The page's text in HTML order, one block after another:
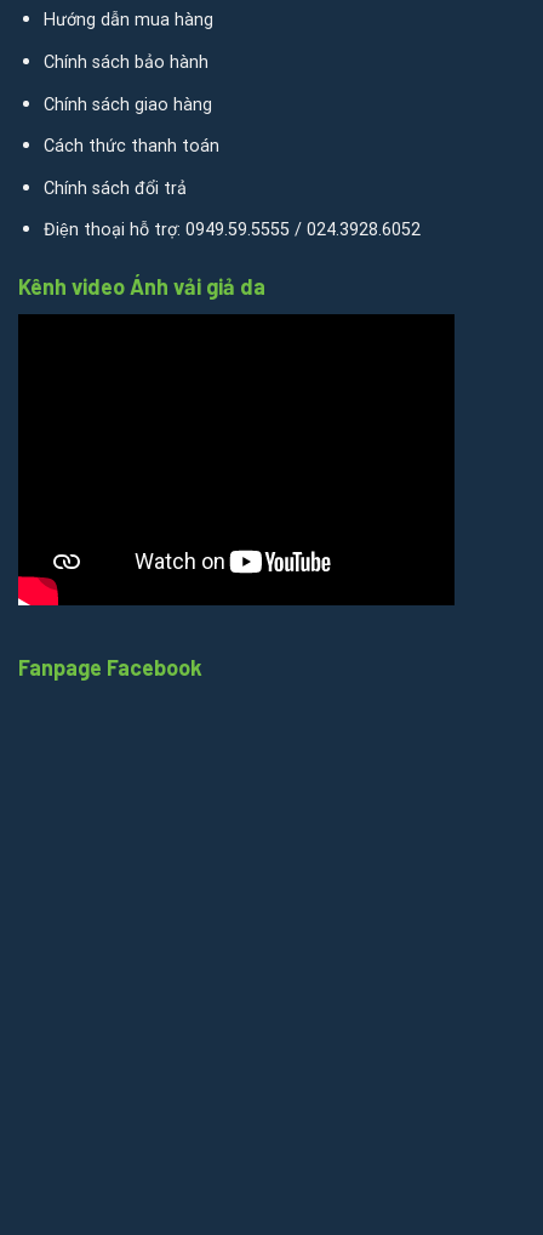
Hướng dẫn mua hàng
Chính sách bảo hành
Chính sách giao hàng
Cách thức thanh toán
Chính sách đổi trả
Điện thoại hỗ trợ: 0949.59.5555 / 024.3928.6052
Kênh video Ánh vải giả da
Fanpage Facebook